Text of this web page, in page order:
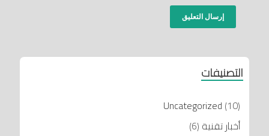
التصنيفات
Uncategorized (10)
أخبار تقنية (6)